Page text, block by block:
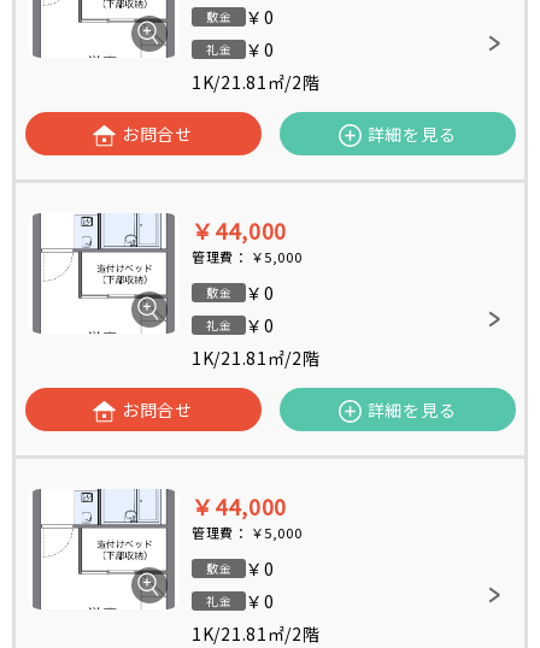
敷金 ￥0
礼金
￥0
1K/21.81㎡/2階
お問合せ 詳細を見る
￥44,000
管理費： ￥5,000
敷金 ￥0
礼金
￥0
1K/21.81㎡/2階
お問合せ 詳細を見る
￥44,000
管理費： ￥5,000
敷金 ￥0
礼金
￥0
1K/21.81㎡/2階